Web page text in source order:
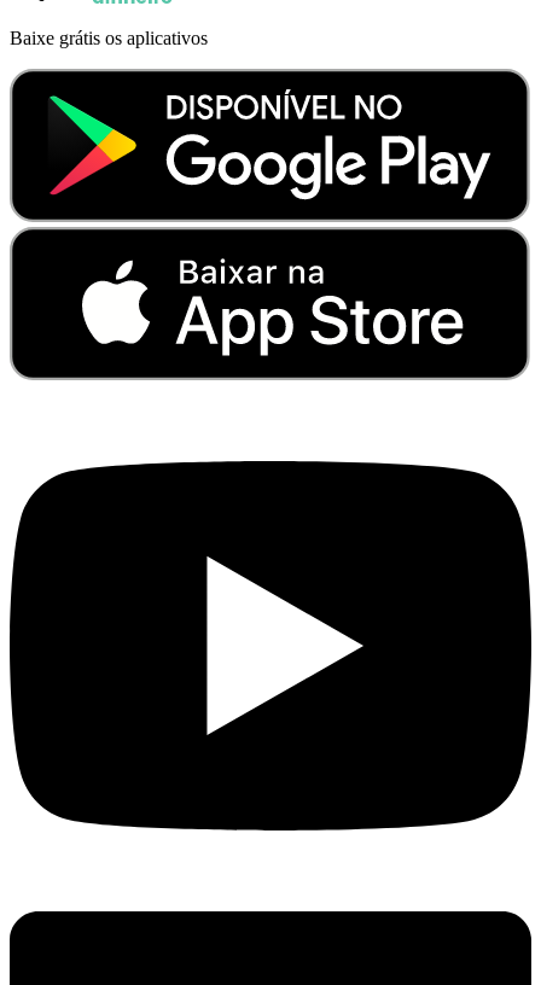
Baixe grátis os aplicativos